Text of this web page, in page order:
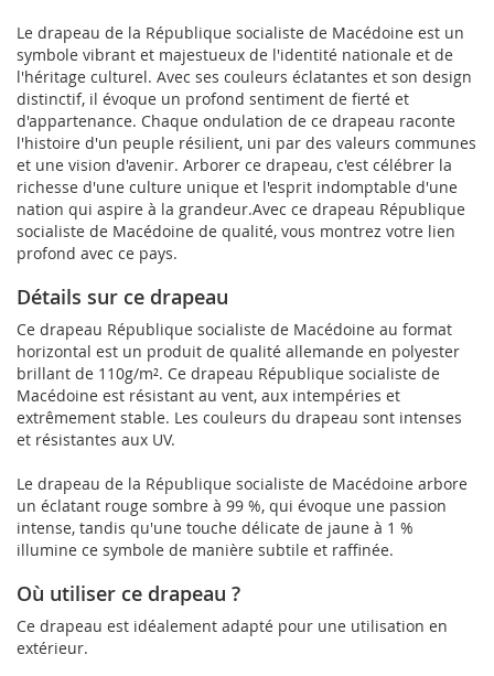
Le drapeau de la République socialiste de Macédoine est un
symbole vibrant et majestueux de l'identité nationale et de
l'héritage culturel. Avec ses couleurs éclatantes et son design
distinctif, il évoque un profond sentiment de fierté et
d'appartenance. Chaque ondulation de ce drapeau raconte
l'histoire d'un peuple résilient, uni par des valeurs communes
et une vision d'avenir. Arborer ce drapeau, c'est célébrer la
richesse d'une culture unique et l'esprit indomptable d'une
nation qui aspire à la grandeur.Avec ce drapeau République
socialiste de Macédoine de qualité, vous montrez votre lien
profond avec ce pays.
Détails sur ce drapeau
Ce drapeau République socialiste de Macédoine au format
horizontal est un produit de qualité allemande en polyester
brillant de 110g/m². Ce drapeau République socialiste de
Macédoine est résistant au vent, aux intempéries et
extrêmement stable. Les couleurs du drapeau sont intenses
et résistantes aux UV.
Le drapeau de la République socialiste de Macédoine arbore
un éclatant rouge sombre à 99 %, qui évoque une passion
intense, tandis qu'une touche délicate de jaune à 1 %
illumine ce symbole de manière subtile et raffinée.
Où utiliser ce drapeau ?
Ce drapeau est idéalement adapté pour une utilisation en
extérieur.